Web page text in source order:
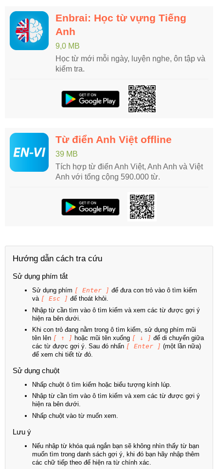
Enbrai: Học từ vựng Tiếng
Anh
9,0 MB
Học từ mới mỗi ngày, luyện nghe, ôn tập và
kiểm tra.
Từ điển Anh Việt offline
39 MB
Tích hợp từ điển Anh Việt, Anh Anh và Việt
Anh với tổng cộng 590.000 từ.
Hướng dẫn cách tra cứu
Sử dụng phím tắt
Sử dụng phím [ Enter ] để đưa con trỏ vào ô tìm kiếm
và [ Esc ] để thoát khỏi.
Nhập từ cần tìm vào ô tìm kiếm và xem các từ được gợi ý
hiện ra bên dưới.
Khi con trỏ đang nằm trong ô tìm kiếm, sử dụng phím mũi
tên lên [ ↑ ] hoặc mũi tên xuống [ ↓ ] để di chuyển giữa
các từ được gợi ý. Sau đó nhấn [ Enter ] (một lần nữa)
để xem chi tiết từ đó.
Sử dụng chuột
Nhấp chuột ô tìm kiếm hoặc biểu tượng kính lúp.
Nhập từ cần tìm vào ô tìm kiếm và xem các từ được gợi ý
hiện ra bên dưới.
Nhấp chuột vào từ muốn xem.
Lưu ý
Nếu nhập từ khóa quá ngắn bạn sẽ không nhìn thấy từ bạn
muốn tìm trong danh sách gợi ý, khi đó bạn hãy nhập thêm
các chữ tiếp theo để hiện ra từ chính xác.